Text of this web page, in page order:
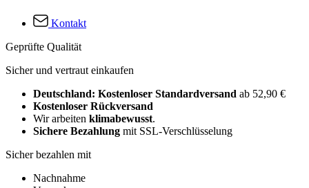
Kontakt
Geprüfte Qualität
Sicher und vertraut einkaufen
Deutschland: Kostenloser Standardversand ab 52,90 €
Kostenloser Rückversand
Wir arbeiten klimabewusst.
Sichere Bezahlung mit SSL-Verschlüsselung
Sicher bezahlen mit
Nachnahme